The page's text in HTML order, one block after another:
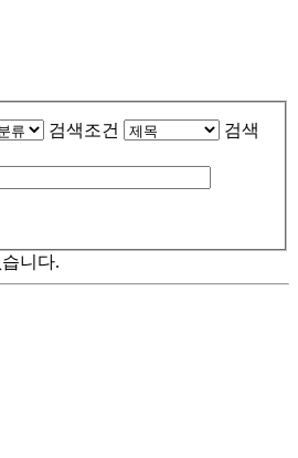
검색조건
검색
니다.